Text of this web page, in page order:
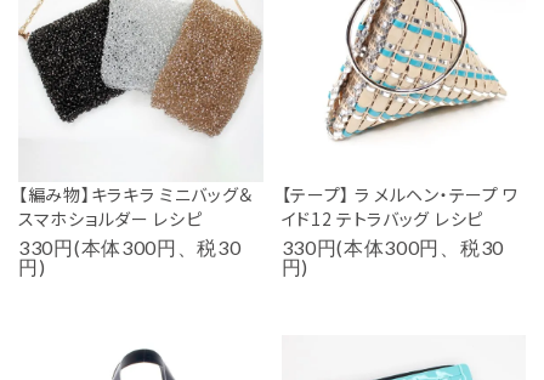
【編み物】キラキラ ミニバッグ＆
スマホショルダー レシピ
330円(本体300円、税30
円)
【テープ】 ラ メルヘン・テープ ワ
イド12 テトラバッグ レシピ
330円(本体300円、税30
円)